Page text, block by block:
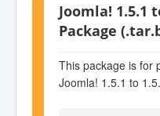
Joomla! 1.5.1
Package
This package is for
Joomla! 1.5.1 to